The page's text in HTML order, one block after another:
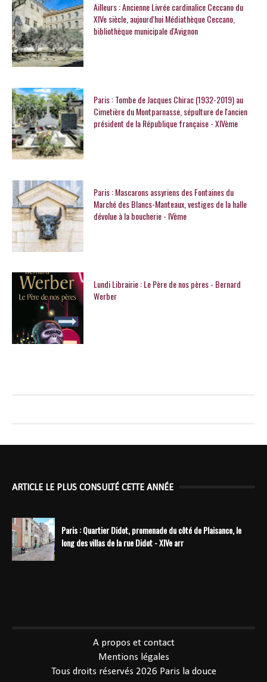
Ailleurs : Ancienne Livrée cardinalice Ceccano du
XIVe siècle, aujourd'hui Médiathèque Ceccano,
bibliothèque municipale d'Avignon
Paris : Tombe de Jacques Chirac (1932-2019) au
Cimetière du Montparnasse, sépulture de l'ancien
président de la République française - XIVème
Paris : Mascarons assyriens des Fontaines du
Marché des Blancs-Manteaux, vestiges de la halle
dévolue à la boucherie - IVème
Lundi Librairie : Le Père de nos pères - Bernard
Werber
ARTICLE LE PLUS CONSULTÉ CETTE ANNÉE
Paris : Quartier Didot, promenade du côté de Plaisance, le
long des villas de la rue Didot - XIVe arr
A propos et contact
Mentions légales
Tous droits réservés 2026 Paris la douce